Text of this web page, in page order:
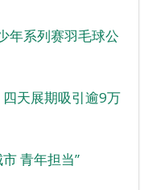
年系列赛羽毛球公
天展期吸引逾9万
青年担当”